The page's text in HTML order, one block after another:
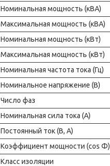
Номинальная мощность (кВА)
Максимальная мощность (кВА)
Номинальная мощность (кВт)
Максимальная мощность (кВт)
Номинальная частота тока (Гц)
Номинальное напряжение (В)
Число фаз
Номинальная сила тока (А)
Постоянный ток (В, А)
Коэффициент мощности (cos Ф)
Класс изоляции